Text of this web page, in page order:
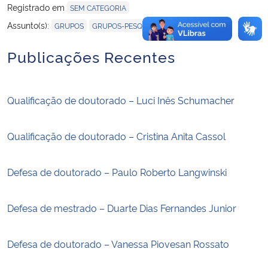
Registrado em SEM CATEGORIA
Assunto(s): GRUPOS GRUPOS-PESQUISA , SIMANIHOT
Publicações Recentes
Qualificação de doutorado – Luci Inês Schumacher
Qualificação de doutorado – Cristina Anita Cassol
Defesa de doutorado – Paulo Roberto Langwinski
Defesa de mestrado – Duarte Dias Fernandes Junior
Defesa de doutorado – Vanessa Piovesan Rossato